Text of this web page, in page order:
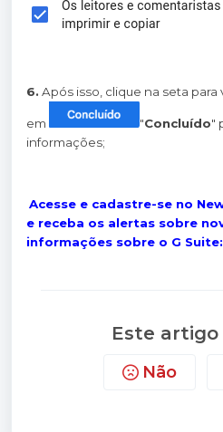
6. Após isso, clique na seta para
em "Concluído"
informações;
Acesse e cadastre-se no
e receba os alertas sobre
informações sobre o G Suite:
Este
Não